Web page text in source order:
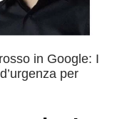
in Google: I
per